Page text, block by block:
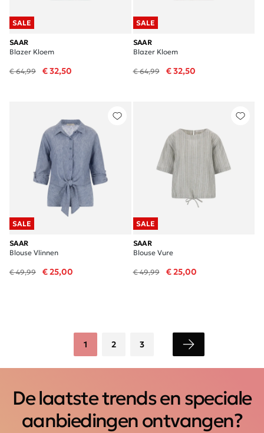
SALE
SAAR
Blazer Kloem
€ 64,99 € 32,50
SALE
SAAR
Blazer Kloem
€ 64,99 € 32,50
SALE
SAAR
Blouse Vlinnen
€ 49,99 € 25,00
SALE
SAAR
Blouse Vure
€ 49,99 € 25,00
1 2 3
De laatste trends en speciale
aanbiedingen ontvangen?